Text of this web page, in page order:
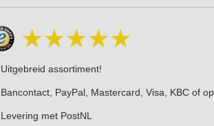
Uitgebreid assortiment!
Bancontact, PayPal, Mastercard, Visa, KBC of
Levering met PostNL